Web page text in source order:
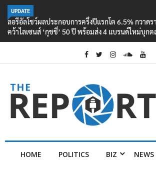
UPDATE
ลอรีอัลโชว์ผลประกอบการครึ่งปีแรกโต 6.5% กวาด
คว้าไลเซนส์ ‘กุชชี่’ 50 ปี พร้อมส่ง 4 แบรนด์ใหม่บุกต
HOME POLITICS BIZ NEWS